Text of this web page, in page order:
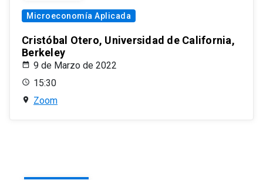
Microeconomía Aplicada
Cristóbal Otero, Universidad de California,
Berkeley
9 de Marzo de 2022
15:30
Zoom